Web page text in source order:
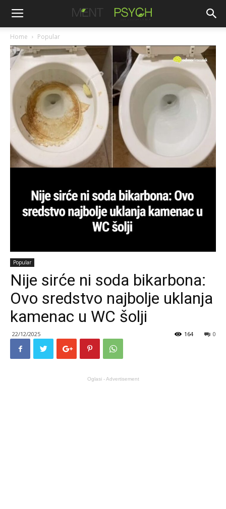
Home Popular
Popular
Nije sirće ni soda bikarbona:
Ovo sredstvo najbolje uklanja
kamenac u WC šolji
22/12/2025 0
164
Oglasi - Advertisement